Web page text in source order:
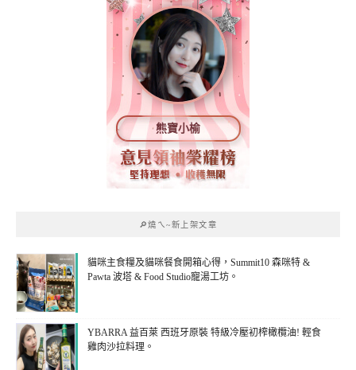
熊寶小榆
🔎燒ㄟ~新上架文章
貓咪主食糧及貓咪餐食開箱心得，Summit10 森咪特 &
Pawta 波塔 & Food Studio寵湯工坊。
YBARRA 益百萊 西班牙原裝 特級冷壓初榨橄欖油! 輕食
雞肉沙拉料理。